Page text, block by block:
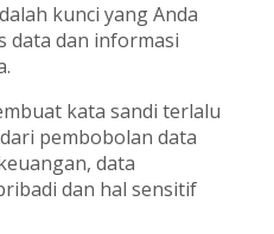
kunci yang Anda
data dan informasi
kata sandi terlalu
pembobolan data
data
dan hal sensitif